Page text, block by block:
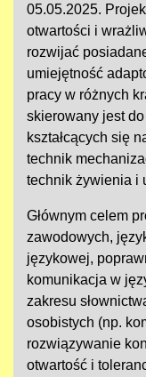
05.05.2025.
otwartości i
rozwijać
umiejętność
pracy w różnych
skierowany jest
kształcących się
technik
technik żywienia i
Głównym celem
zawodowych,
językowej,
komunikacja w
zakresu
osobistych (np.
rozwiązywanie
otwartość i